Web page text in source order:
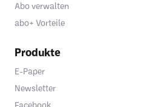
Abo verwalten
abo+ Vorteile
Produkte
E-Paper
Newsletter
Facebook